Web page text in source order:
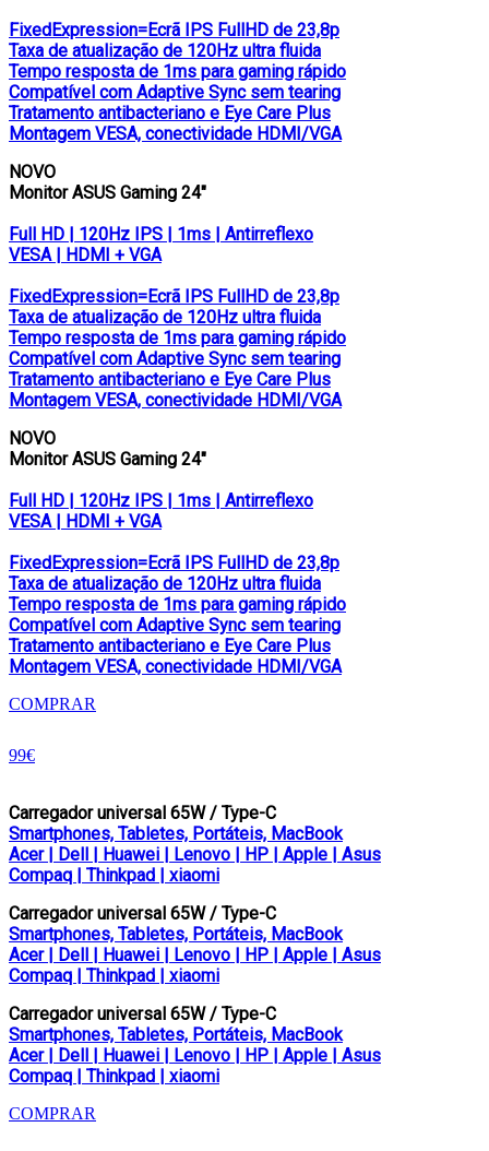
FixedExpression=Ecrã IPS FullHD de 23,8p
Taxa de atualização de 120Hz ultra fluida
Tempo resposta de 1ms para gaming rápido
Compatível com Adaptive Sync sem tearing
Tratamento antibacteriano e Eye Care Plus
Montagem VESA, conectividade HDMI/VGA
NOVO
Monitor ASUS Gaming 24″
Full HD | 120Hz IPS | 1ms | Antirreflexo
VESA | HDMI + VGA
FixedExpression=Ecrã IPS FullHD de 23,8p
Taxa de atualização de 120Hz ultra fluida
Tempo resposta de 1ms para gaming rápido
Compatível com Adaptive Sync sem tearing
Tratamento antibacteriano e Eye Care Plus
Montagem VESA, conectividade HDMI/VGA
NOVO
Monitor ASUS Gaming 24″
Full HD | 120Hz IPS | 1ms | Antirreflexo
VESA | HDMI + VGA
FixedExpression=Ecrã IPS FullHD de 23,8p
Taxa de atualização de 120Hz ultra fluida
Tempo resposta de 1ms para gaming rápido
Compatível com Adaptive Sync sem tearing
Tratamento antibacteriano e Eye Care Plus
Montagem VESA, conectividade HDMI/VGA
COMPRAR
99€
Carregador universal 65W / Type-C
Smartphones, Tabletes, Portáteis, MacBook
Acer | Dell | Huawei | Lenovo | HP | Apple | Asus
Compaq | Thinkpad | xiaomi
Carregador universal 65W / Type-C
Smartphones, Tabletes, Portáteis, MacBook
Acer | Dell | Huawei | Lenovo | HP | Apple | Asus
Compaq | Thinkpad | xiaomi
Carregador universal 65W / Type-C
Smartphones, Tabletes, Portáteis, MacBook
Acer | Dell | Huawei | Lenovo | HP | Apple | Asus
Compaq | Thinkpad | xiaomi
COMPRAR